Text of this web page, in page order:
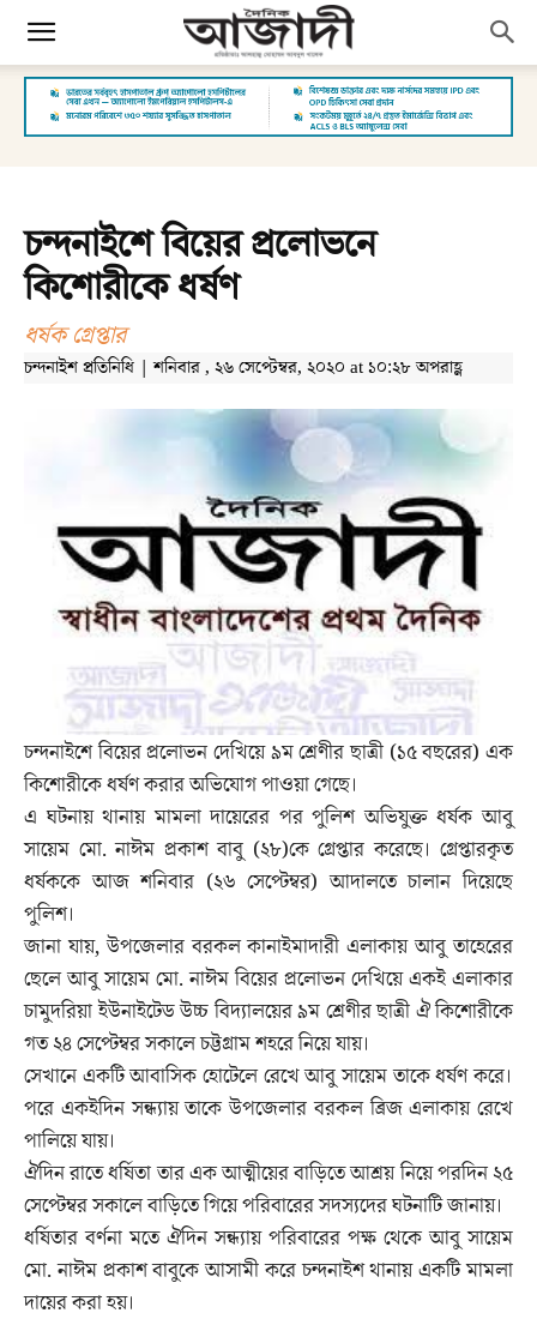
চন্দনাইশে বিয়ের প্রলোভনে
কিশোরীকে ধর্ষণ
ধর্ষক গ্রেপ্তার
চন্দনাইশ প্রতিনিধি | শনিবার , ২৬ সেপ্টেম্বর, ২০২০ at ১০:২৮ অপরাহ্ণ
চন্দনাইশে বিয়ের প্রলোভন দেখিয়ে ৯ম শ্রেণীর ছাত্রী (১৫ বছরের) এক
কিশোরীকে ধর্ষণ করার অভিযোগ পাওয়া গেছে।
এ ঘটনায় থানায় মামলা দায়েরের পর পুলিশ অভিযুক্ত ধর্ষক আবু
সায়েম মো. নাঈম প্রকাশ বাবু (২৮)কে গ্রেপ্তার করেছে। গ্রেপ্তারকৃত
ধর্ষককে আজ শনিবার (২৬ সেপ্টেম্বর) আদালতে চালান দিয়েছে
পুলিশ।
জানা যায়, উপজেলার বরকল কানাইমাদারী এলাকায় আবু তাহেরের
ছেলে আবু সায়েম মো. নাঈম বিয়ের প্রলোভন দেখিয়ে একই এলাকার
চামুদরিয়া ইউনাইটেড উচ্চ বিদ্যালয়ের ৯ম শ্রেণীর ছাত্রী ঐ কিশোরীকে
গত ২৪ সেপ্টেম্বর সকালে চট্টগ্রাম শহরে নিয়ে যায়।
সেখানে একটি আবাসিক হোটেলে রেখে আবু সায়েম তাকে ধর্ষণ করে।
পরে একইদিন সন্ধ্যায় তাকে উপজেলার বরকল ব্রিজ এলাকায় রেখে
পালিয়ে যায়।
ঐদিন রাতে ধর্ষিতা তার এক আত্মীয়ের বাড়িতে আশ্রয় নিয়ে পরদিন ২৫
সেপ্টেম্বর সকালে বাড়িতে গিয়ে পরিবারের সদস্যদের ঘটনাটি জানায়।
ধর্ষিতার বর্ণনা মতে ঐদিন সন্ধ্যায় পরিবারের পক্ষ থেকে আবু সায়েম
মো. নাঈম প্রকাশ বাবুকে আসামী করে চন্দনাইশ থানায় একটি মামলা
দায়ের করা হয়।